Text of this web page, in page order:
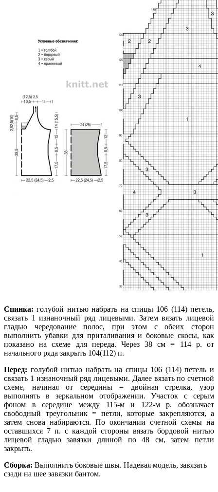
Спинка: голубой нитью набрать на спицы 106 (114) петель,
связать 1 изнаночный ряд лицевыми. Затем вязать лицевой
гладью чередование полос, при этом с обеих сторон
выполнить убавки для приталивания и боковые скосы, как
показано на схеме для переда. Через 38 см = 114 р. от
начального ряда закрыть 104(112) п.
Перед: голубой нитью набрать на спицы 106 (114) петель и
связать 1 изнаночный ряд лицевыми. Далее вязать по счетной
схеме, начиная от середины = двойная стрелка, узор
выполнять в зеркальном отображении. Участок с серым
фоном в середине между 115-м и 122-м р. обозначает
свободный треугольник = петли, которые закрепляются, а
затем снова набираются. По окончании счетной схемы на
оставшихся 7 п. с каждой стороны вязать бордовой нитью
лицевой гладью завязки длиной по 48 см, затем петли
закрыть.
Сборка: Выполнить боковые швы. Надевая модель, завязать
сзади на шее завязки бантом.